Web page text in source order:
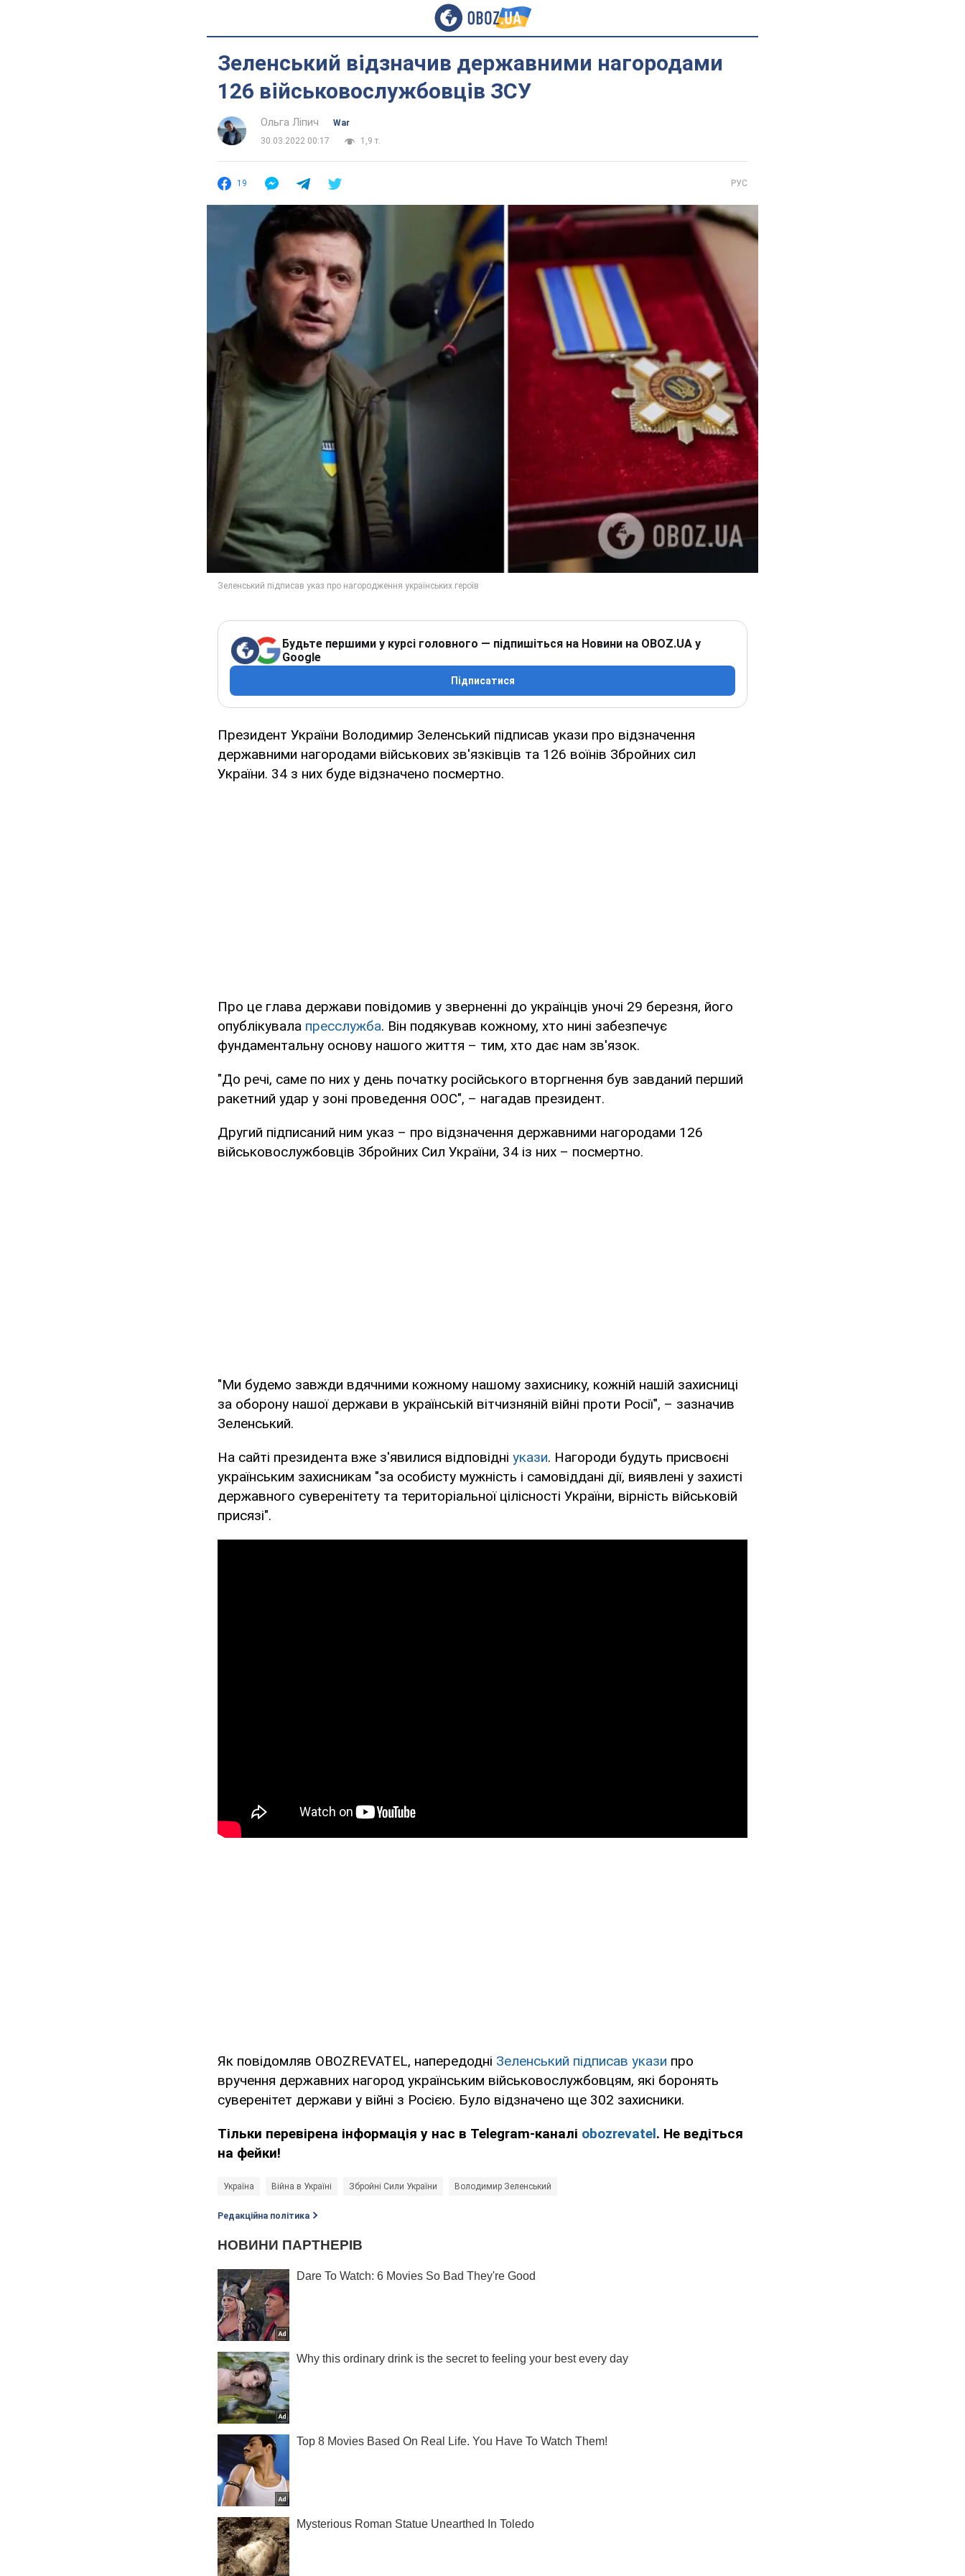
Зеленський відзначив державними нагородами
126 військовослужбовців ЗСУ
Ольга Ліпич
War
30.03.2022 00:17
1,9 т.
19 РУС
Будьте першими у курсі головного — підпишіться на Новини на OBOZ.UA у
Google
Підписатися
Президент України Володимир Зеленський підписав укази про відзначення
державними нагородами військових зв'язківців та 126 воїнів Збройних сил
України. 34 з них буде відзначено посмертно.
Про це глава держави повідомив у зверненні до українців уночі 29 березня, його
опублікувала пресслужба. Він подякував кожному, хто нині забезпечує
фундаментальну основу нашого життя – тим, хто дає нам зв'язок.
"До речі, саме по них у день початку російського вторгнення був завданий перший
ракетний удар у зоні проведення ООС", – нагадав президент.
Другий підписаний ним указ – про відзначення державними нагородами 126
військовослужбовців Збройних Сил України, 34 із них – посмертно.
"Ми будемо завжди вдячними кожному нашому захиснику, кожній нашій захисниці
за оборону нашої держави в українській вітчизняній війні проти Росії", – зазначив
Зеленський.
На сайті президента вже з'явилися відповідні укази. Нагороди будуть присвоєні
українським захисникам "за особисту мужність і самовіддані дії, виявлені у захисті
державного суверенітету та територіальної цілісності України, вірність військовій
присязі".
Як повідомляв OBOZREVATEL, напередодні Зеленський підписав укази про
вручення державних нагород українським військовослужбовцям, які боронять
суверенітет держави у війні з Росією. Було відзначено ще 302 захисники.
Тільки перевірена інформація у нас в Telegram-каналі obozrevatel. Не ведіться
на фейки!
Україна Війна в Україні Збройні Сили України Володимир Зеленський
Редакційна політика